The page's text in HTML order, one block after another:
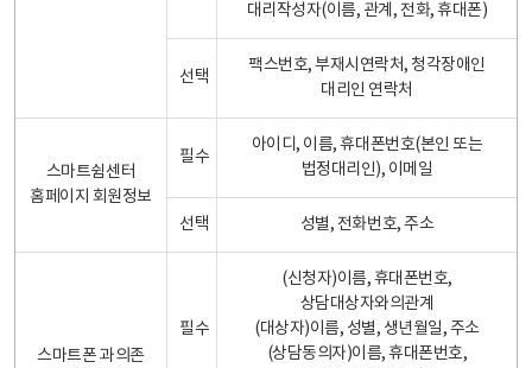
대리작성자(이름, 관계, 전화, 휴대폰)
선택
팩스번호, 부재시연락처, 청각장애인
대리인 연락처
스마트쉼센터
홈페이지 회원정보
필수
아이디, 이름, 휴대폰번호(본인 또는
법정대리인), 이메일
선택 성별, 전화번호, 주소
스마트폰 과의존
필수
(신청자)이름, 휴대폰번호,
상담대상자와의관계
(대상자)이름, 성별, 생년월일, 주소
(상담동의자)이름, 휴대폰번호,